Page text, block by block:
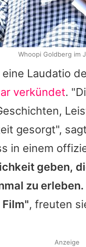
Laudatio
verkündet.
gesorgt",
in einem
geben,
zu
, freuten
Whoopi Goldberg im
Anzeige